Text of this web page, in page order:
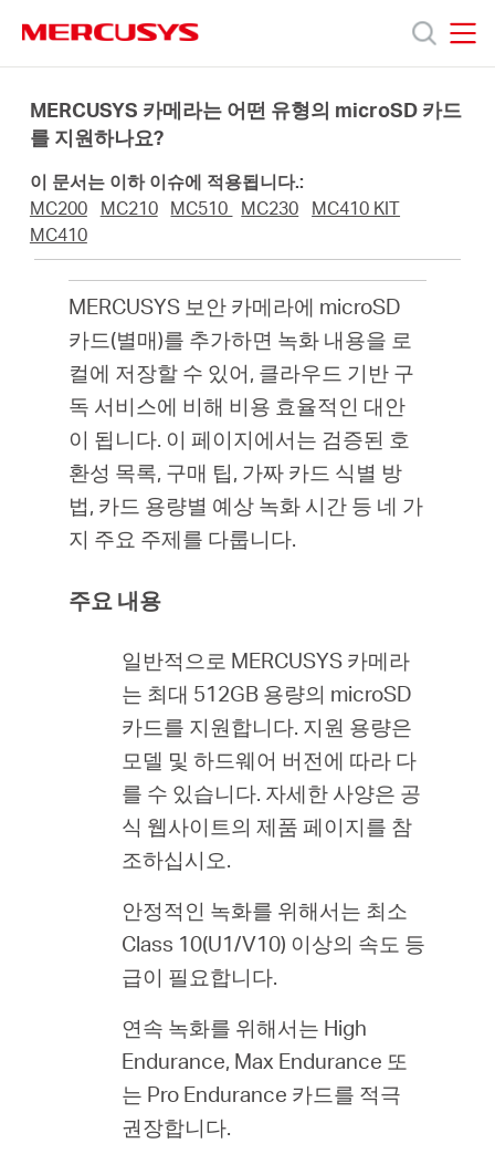
navigation
MERCUSYS 카메라는 어떤 유형의 microSD 카드
를 지원하나요?
이 문서는 이하 이슈에 적용됩니다.:
MC200
MC210 MC510 MC230
MC410 KIT
MC410
MERCUSYS 보안 카메라에 microSD
카드(별매)를 추가하면 녹화 내용을 로
컬에 저장할 수 있어, 클라우드 기반 구
독 서비스에 비해 비용 효율적인 대안
이 됩니다. 이 페이지에서는 검증된 호
환성 목록, 구매 팁, 가짜 카드 식별 방
법, 카드 용량별 예상 녹화 시간 등 네 가
지 주요 주제를 다룹니다.
주요 내용
일반적으로 MERCUSYS 카메라
는 최대 512GB 용량의 microSD
카드를 지원합니다. 지원 용량은
모델 및 하드웨어 버전에 따라 다
를 수 있습니다. 자세한 사양은 공
식 웹사이트의 제품 페이지를 참
조하십시오.
안정적인 녹화를 위해서는 최소
Class 10(U1/V10) 이상의 속도 등
급이 필요합니다.
연속 녹화를 위해서는 High
Endurance, Max Endurance 또
는 Pro Endurance 카드를 적극
권장합니다.